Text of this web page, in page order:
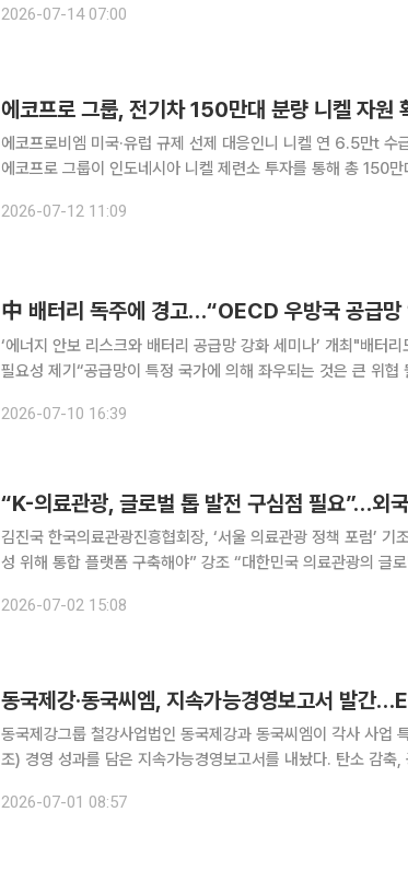
2026-07-14 07:00
에코프로 그룹, 전기차 150만대 분량 니켈 자원
에코프로비엠 미국·유럽 규제 선제 대응인니 니켈 연 6.5만t 수
에코프로 그룹이 인도네시아 니켈 제련소 투자를 통해 총 150
수준으로 에코프로 그룹의 니켈 투자가 한국 전기차 생태계 구축
2026-07-12 11:09
中 배터리 독주에 경고…“OECD 우방국 공급망
‘에너지 안보 리스크와 배터리 공급망 강화 세미나’ 개최"배터
필요성 제기“공급망이 특정 국가에 의해 좌우되는 것은 큰 위협 될 것” 배터리 중요성이
2026-07-10 16:39
김진국 한국의료관광진흥협회장, ‘서울 의료관광 정책 포럼’
성 위해 통합 플랫폼 구축해야” 강조 “대한민국 의료관광의 글로벌 경쟁력 제고를 위해 규제 혁신과
조선 호텔에서 열린 ‘생태계의 지속가능성과 발전을 위한 서울
2026-07-02 15:08
동국제강·동국씨엠, 지속가능경영보고서 발간
동국제강그룹 철강사업법인 동국제강과 동국씨엠이 각사 사업
조) 경영 성과를 담은 지속가능경영보고서를 내놨다. 탄소 감축
동국씨엠이 ‘2026년 지속가능경영보고서’를 발간했다고 1일
2026-07-01 08:57